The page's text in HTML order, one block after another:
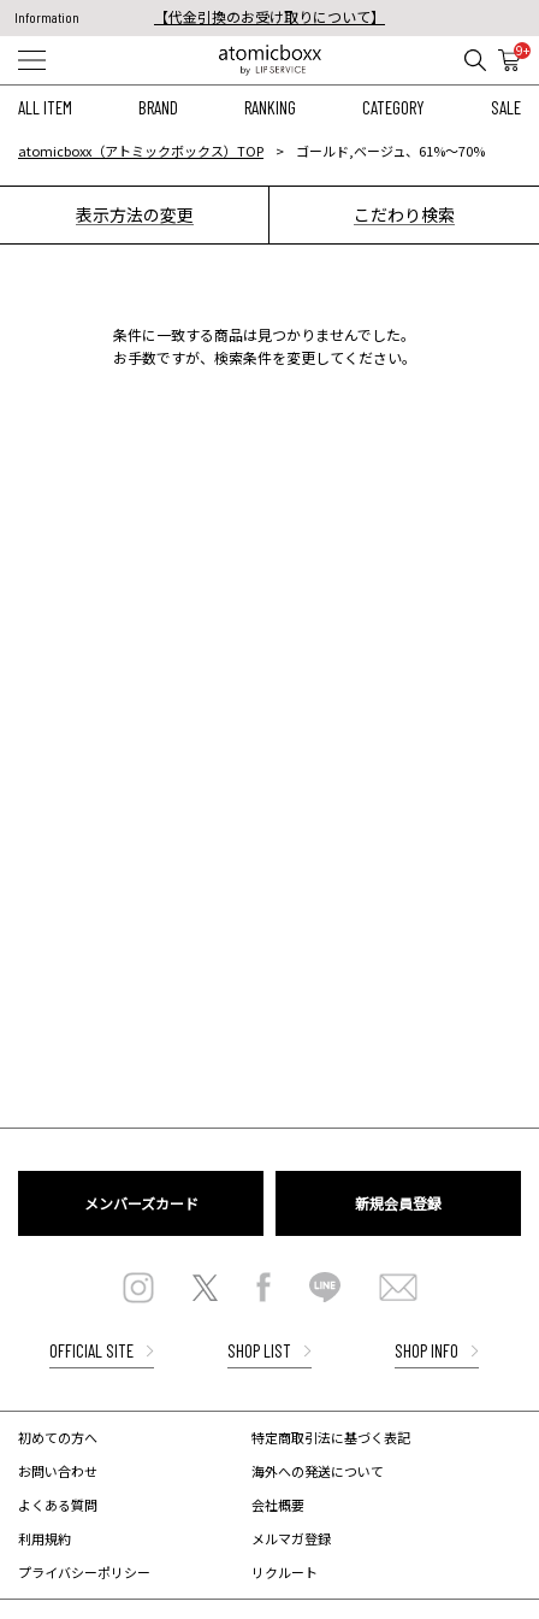
Information
【代金引換のお受け取りについて】
税込11,000円以上のご注文で送料無料！
9+
ALL ITEM BRAND RANKING CATEGORY SALE
atomicboxx（アトミックボックス）TOP ゴールド,ベージュ、61%〜70%
表示方法の変更 こだわり検索
条件に一致する商品は見つかりませんでした。
お手数ですが、検索条件を変更してください。
メンバーズカード 新規会員登録
OFFICIAL SITE SHOP LIST SHOP INFO
初めての方へ
お問い合わせ
よくある質問
利用規約
プライバシーポリシー
特定商取引法に基づく表記
海外への発送について
会社概要
メルマガ登録
リクルート